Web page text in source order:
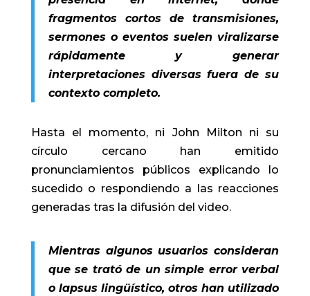
fragmentos cortos de transmisiones,
sermones o eventos suelen viralizarse
rápidamente y generar
interpretaciones diversas fuera de su
contexto completo.
Hasta el momento, ni John Milton ni su
círculo cercano han emitido
pronunciamientos públicos explicando lo
sucedido o respondiendo a las reacciones
generadas tras la difusión del video.
Mientras algunos usuarios consideran
que se trató de un simple error verbal
o lapsus lingüístico, otros han utilizado